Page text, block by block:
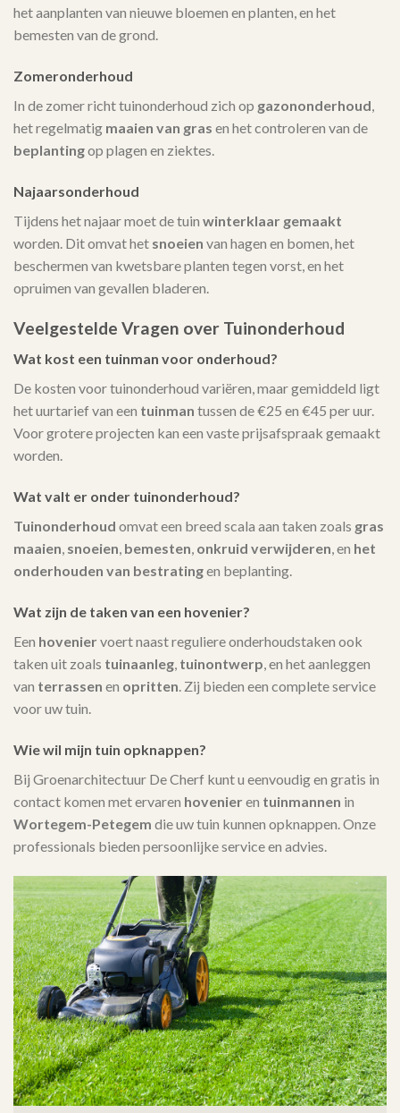
het aanplanten van nieuwe bloemen en planten, en het
bemesten van de grond.
Zomeronderhoud
In de zomer richt tuinonderhoud zich op gazononderhoud,
het regelmatig maaien van gras en het controleren van de
beplantingop plagen en ziektes.
Najaarsonderhoud
Tijdens het najaar moet de tuin winterklaar gemaakt
worden. Dit omvat het snoeien van hagen en bomen, het
beschermen van kwetsbare planten tegen vorst, en het
opruimen van gevallen bladeren.
Veelgestelde Vragen over Tuinonderhoud
Wat kost een tuinman voor onderhoud?
De kosten voor tuinonderhoud variëren, maar gemiddeld ligt
het uurtarief van een tuinman tussen de €25 en €45 per uur.
Voor grotere projecten kan een vaste prijsafspraak gemaakt
worden.
Wat valt er onder tuinonderhoud?
Tuinonderhoud omvat een breed scala aan taken zoals gras
maaien, snoeien, bemesten, onkruid verwijderen, en het
onderhouden van bestratingen beplanting.
Wat zijn de taken van een hovenier?
Een hoveniervoert naast reguliere onderhoudstaken ook
taken uit zoals tuinaanleg, tuinontwerp, en het aanleggen
van terrassen en opritten. Zij bieden een complete service
voor uw tuin.
Wie wil mijn tuin opknappen?
Bij Groenarchitectuur De Cherf kunt u eenvoudig en gratis in
contact komen met ervaren hovenieren tuinmannen in
Wortegem-Petegem die uw tuin kunnen opknappen. Onze
professionals bieden persoonlijke service en advies.